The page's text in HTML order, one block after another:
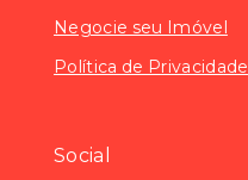
Negocie seu Imóvel
Política de Privacidade
Social